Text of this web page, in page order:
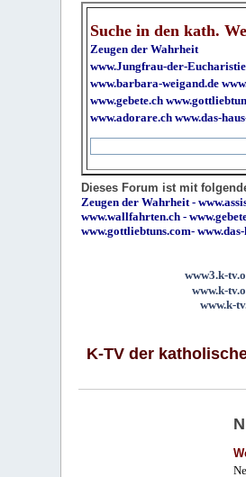
Suche in den kath.
Zeugen der Wahrheit
www.Jungfrau-der-
www.barbara-weigand.de
www.gebete.ch
www.adorare.ch www.das-
Dieses Forum ist mit
Zeugen der Wahrheit -
www.wallfahrten.ch -
www.gottliebtuns.com-
www3.k-
www.k-
www.k-
K-TV der